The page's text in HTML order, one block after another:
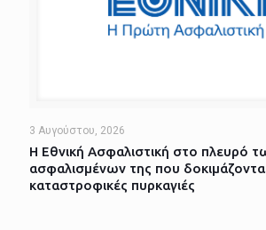
3 Αυγούστου, 2026
Η Εθνική Ασφαλιστική στο πλευρό
ασφαλισμένων της που
καταστροφικές πυρκαγιές